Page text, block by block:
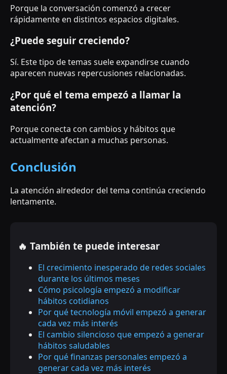
Porque la conversación comenzó a crecer
rápidamente en distintos espacios digitales.
¿Puede seguir creciendo?
Sí. Este tipo de temas suele expandirse cuando
aparecen nuevas repercusiones relacionadas.
¿Por qué el tema empezó a llamar la
atención?
Porque conecta con cambios y hábitos que
actualmente afectan a muchas personas.
Conclusión
La atención alrededor del tema continúa creciendo
lentamente.
🔥 También te puede interesar
El crecimiento inesperado de redes sociales
durante los últimos meses
Cómo psicología empezó a modificar
hábitos cotidianos
Por qué tecnología móvil empezó a generar
cada vez más interés
El cambio silencioso que empezó a generar
hábitos saludables
Por qué finanzas personales empezó a
generar cada vez más interés